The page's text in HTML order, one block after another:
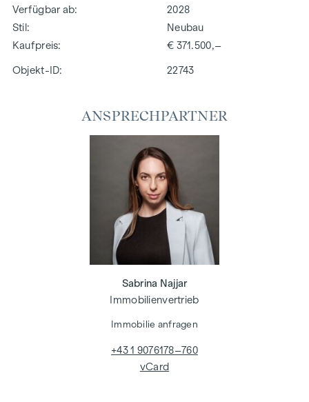
Verfügbar ab
2028
Stil
Neubau
Kaufpreis
€ 371.500,–
Objekt-ID: 22743
ANSPRECHPARTNER
Sabrina Najjar
Immobilienvertrieb
Immobilie anfragen
+43 1 9076178–760
vCard